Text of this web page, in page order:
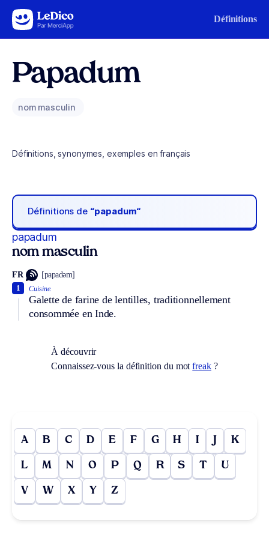
Aller au contenu Définitions
Papadum
nom masculin
Définitions, synonymes, exemples en français
Définitions de “papadum“
papadum
nom masculin
FR [papadəm]
Cuisine.
Galette de farine de lentilles, traditionnellement
consommée en Inde.
1
À découvrir
Connaissez-vous la définition du motfreak?
A B C D E F G H I J K
L M N O P Q R S T U
V W X Y Z